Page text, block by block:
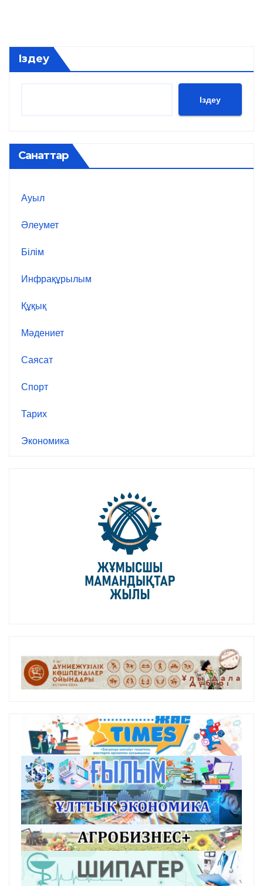
Іздеу
Іздеу
Санаттар
Ауыл
Әлеумет
Білім
Инфрақұрылым
Құқық
Мәдениет
Саясат
Спорт
Тарих
Экономика